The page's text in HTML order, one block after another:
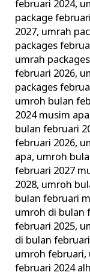
februari 2024,
package
2027, umrah
packages
umrah
februari 2026,
packages
umroh bulan
2024 musim apa
bulan februari
februari 2026,
apa, umroh
februari 2027
2028, umroh
bulan februari
umroh di bulan
februari 2025,
di bulan
umroh februari,
februari 2024